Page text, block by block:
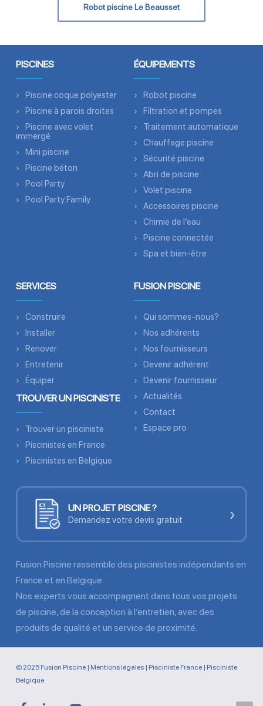
Robot piscine Le Beausset
PISCINES
Piscine coque polyester
Piscine à parois droites
Piscine avec volet
immergé
Mini piscine
Piscine béton
Pool Party
Pool Party Family
ÉQUIPEMENTS
Robot piscine
Filtration et pompes
Traitement automatique
Chauffage piscine
Sécurité piscine
Abri de piscine
Volet piscine
Accessoires piscine
Chimie de l’eau
Piscine connectée
Spa et bien-être
SERVICES
Construire
Installer
Renover
Entretenir
Équiper
TROUVER UN PISCINISTE
Trouver un pisciniste
Piscinistes en France
Piscinistes en Belgique
FUSION PISCINE
Qui sommes-nous?
Nos adhérents
Nos fournisseurs
Devenir adhérent
Devenir fournisseur
Actualités
Contact
Espace pro
UN PROJET PISCINE ?
Demandez votre devis gratuit ›
Fusion Piscine rassemble des piscinistes indépendants en
France et en Belgique.
Nos experts vous accompagnent dans tous vos projets
de piscine, de la conception à l’entretien, avec des
produits de qualité et un service de proximité.
© 2025 Fusion Piscine | Mentions légales| Pisciniste France| Pisciniste
Belgique